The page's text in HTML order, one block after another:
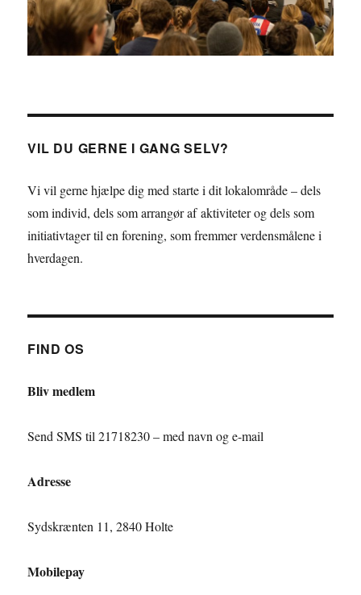
VIL DU GERNE I GANG SELV?
Vi vil gerne hjælpe dig med starte i dit lokalområde – dels
som individ, dels som arrangør af aktiviteter og dels som
initiativtager til en forening, som fremmer verdensmålene i
hverdagen.
FIND OS
Bliv medlem
Send SMS til 21718230 – med navn og e-mail
Adresse
Sydskrænten 11, 2840 Holte
Mobilepay